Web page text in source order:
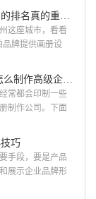
标志设计画册设
几乎找不至更好
难度比之其它任
你觉得广州十大画册设计公司的排名真的重要吗？
这座城市，看看
品牌提供画册设
位/产品/目录画
的小伙伴都会对
的古柏设计 古
如何选择高级画册设计公司 怎么制作高级企业画册
常都会印制一些
制作公司。下面
册设计公司 如
工的能力是否
、与企业顺利沟
巧
手段，要是产品
展示企业品牌形